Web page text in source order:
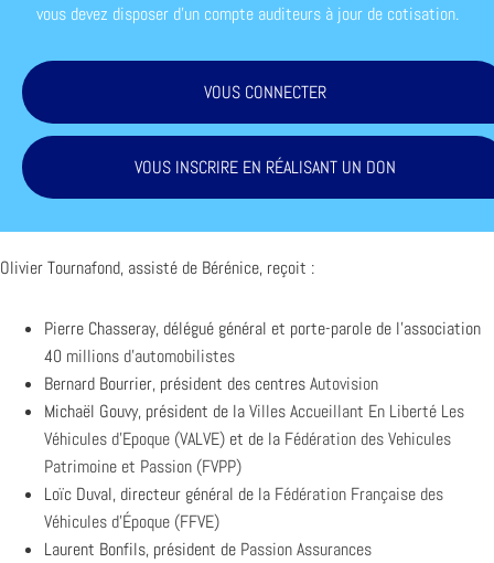
vous devez disposer d'un compte auditeurs à jour de cotisation.
VOUS CONNECTER
VOUS INSCRIRE EN RÉALISANT UN DON
Olivier Tournafond, assisté de Bérénice, reçoit :
Pierre Chasseray, délégué général et porte-parole de l’association
40 millions d’automobilistes
Bernard Bourrier, président des centresAutovision
Michaël Gouvy, président de laVilles Accueillant En Liberté Les
Véhicules d’Epoque (VALVE) et de la Fédération des Vehicules
Patrimoine et Passion (FVPP)
Loïc Duval, directeur général de la Fédération Française des
Véhicules d’Époque (FFVE)
Laurent Bonfils, président de Passion Assurances